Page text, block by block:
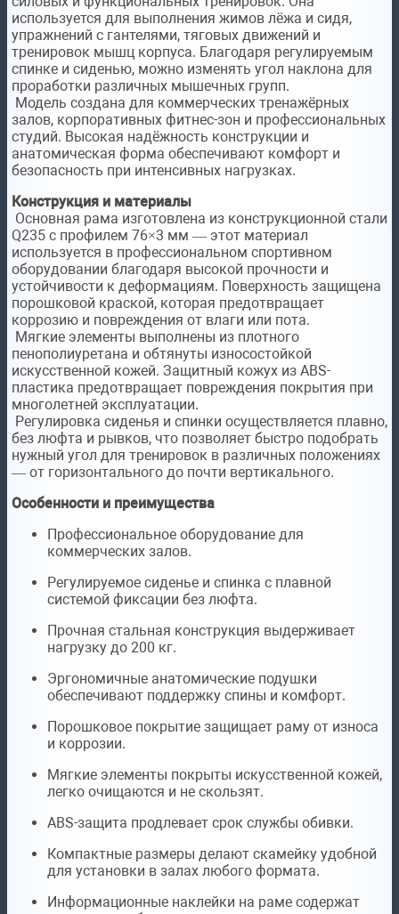
используется для выполнения жимов лёжа и сидя,
упражнений с гантелями, тяговых движений и
тренировок мышц корпуса. Благодаря регулируемым
спинке и сиденью, можно изменять угол наклона для
проработки различных мышечных групп.
Модель создана для коммерческих тренажёрных
залов, корпоративных фитнес-зон и профессиональных
студий. Высокая надёжность конструкции и
анатомическая форма обеспечивают комфорт и
безопасность при интенсивных нагрузках.
Конструкция и материалы
Основная рама изготовлена из конструкционной стали
Q235 с профилем 76×3 мм — этот материал
используется в профессиональном спортивном
оборудовании благодаря высокой прочности и
устойчивости к деформациям. Поверхность защищена
порошковой краской, которая предотвращает
коррозию и повреждения от влаги или пота.
Мягкие элементы выполнены из плотного
пенополиуретана и обтянуты износостойкой
искусственной кожей. Защитный кожух из ABS-
пластика предотвращает повреждения покрытия при
многолетней эксплуатации.
Регулировка сиденья и спинки осуществляется плавно,
без люфта и рывков, что позволяет быстро подобрать
нужный угол для тренировок в различных положениях
— от горизонтального до почти вертикального.
Особенности и преимущества
Профессиональное оборудование для
коммерческих залов.
Регулируемое сиденье и спинка с плавной
системой фиксации без люфта.
Прочная стальная конструкция выдерживает
нагрузку до 200 кг.
Эргономичные анатомические подушки
обеспечивают поддержку спины и комфорт.
Порошковое покрытие защищает раму от износа
и коррозии.
Мягкие элементы покрыты искусственной кожей,
легко очищаются и не скользят.
ABS-защита продлевает срок службы обивки.
Компактные размеры делают скамейку удобной
для установки в залах любого формата.
Информационные наклейки на раме содержат